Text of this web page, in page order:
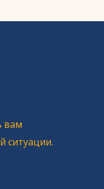
вам
ситуации.